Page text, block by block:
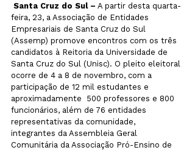
Santa Cruz do Sul – A partir desta quarta-
feira, 23, a Associação de Entidades
Empresariais de Santa Cruz do Sul
(Assemp) promove encontros com os três
candidatos à Reitoria da Universidade de
Santa Cruz do Sul (Unisc). O pleito eleitoral
ocorre de 4 a 8 de novembro, com a
participação de 12 mil estudantes e
aproximadamente  500 professores e 800
funcionários, além de 76 entidades
representativas da comunidade,
integrantes da Assembleia Geral
Comunitária da Associação Pró-Ensino de